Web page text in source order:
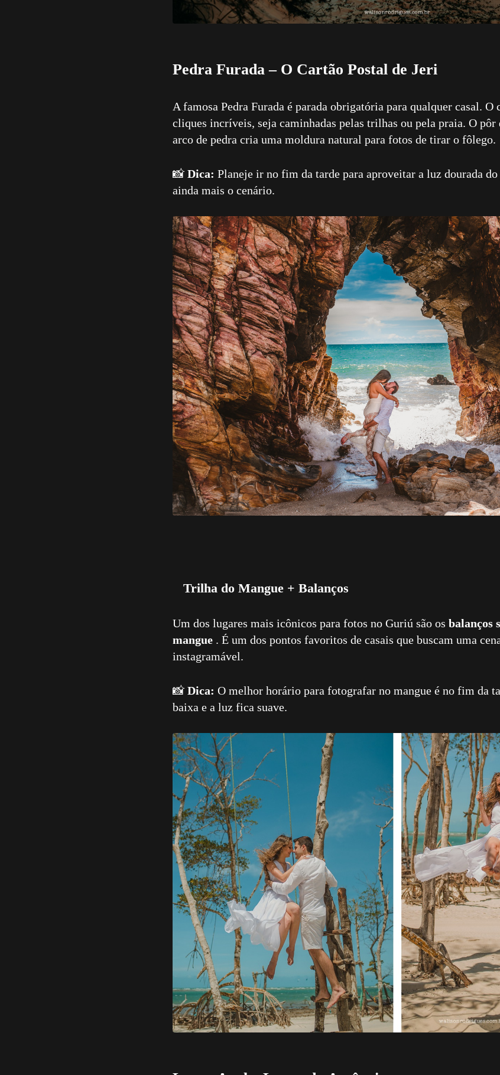
Pedra Furada – O Cartão Postal de Jeri
A famosa Pedra Furada é parada obrigatória para qualquer casal. O
cliques incríveis, seja caminhadas pelas trilhas ou pela praia. O
arco de pedra cria uma moldura natural para fotos de tirar o fôlego.
📸 Dica: Planeje ir no fim da tarde para aproveitar a luz dourada
ainda mais o cenário.
Trilha do Mangue + Balanços
Um dos lugares mais icônicos para fotos no Guriú são os balanços
mangue . É um dos pontos favoritos de casais que buscam uma
instagramável.
📸 Dica: O melhor horário para fotografar no mangue é no fim da
baixa e a luz fica suave.